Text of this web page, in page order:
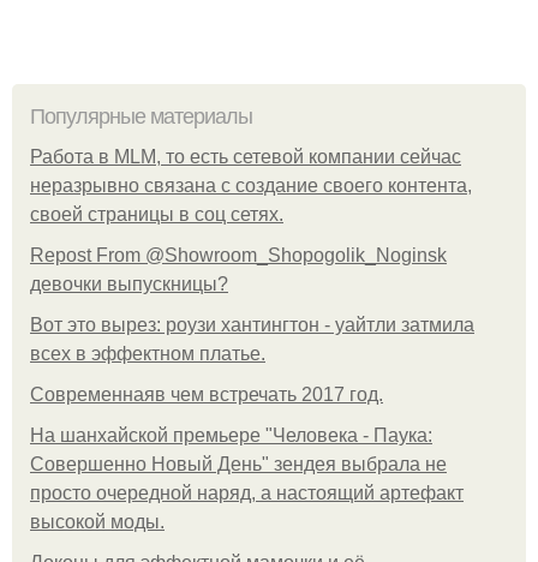
Популярные материалы
Работа в MLM, то есть сетевой компании сейчас
неразрывно связана с создание своего контента,
своей страницы в соц сетях.
Repost From @Showroom_Shopogolik_Noginsk
девочки выпускницы?
Вот это вырез: роузи хантингтон - уайтли затмила
всех в эффектном платьe.
Современнаяв чем встречать 2017 год.
На шанхайской премьере "Человека - Паука:
Совершенно Новый День" зендея выбрала не
просто очередной наряд, а настоящий артефакт
высокой моды.